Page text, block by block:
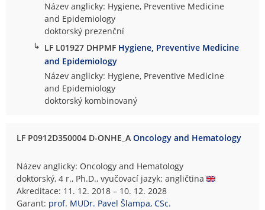
Název anglicky: Hygiene, Preventive Medicine
and Epidemiology
doktorský prezenční
↳ LF L01927 DHPMF Hygiene, Preventive Medicine
and Epidemiology
Název anglicky: Hygiene, Preventive Medicine
and Epidemiology
doktorský kombinovaný
LF P0912D350004 D-ONHE_AOncology and Hematology
Název anglicky: Oncology and Hematology
doktorský, 4 r., Ph.D., vyučovací jazyk: angličtina
Akreditace: 11. 12. 2018 – 10. 12. 2028
Garant: prof. MUDr. Pavel Šlampa, CSc.